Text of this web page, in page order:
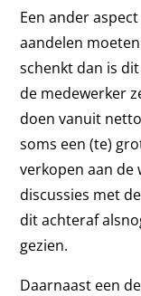
Een ander
aandelen
schenkt dan is
de medewerker
doen vanuit
soms een (te)
verkopen aan de
discussies met
dit achteraf
gezien.
Daarnaast een